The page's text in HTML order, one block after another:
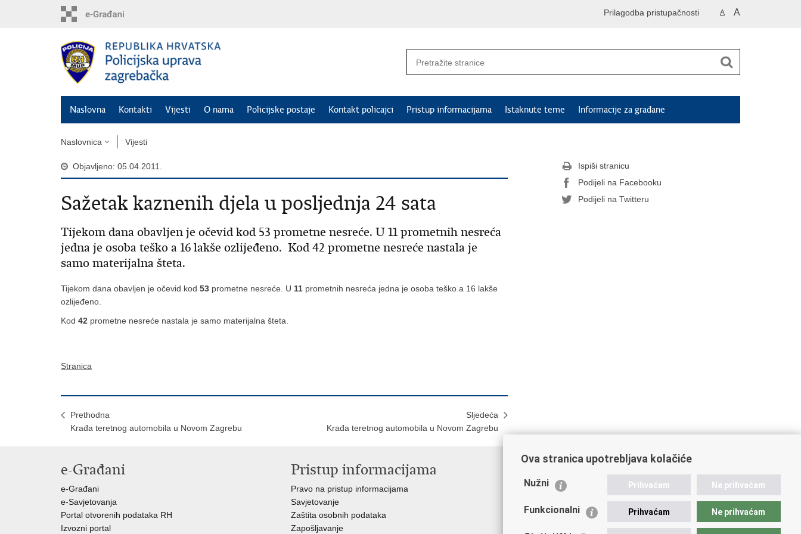
A A
Prilagodba pristupačnosti
Naslovna Kontakti Vijesti O nama Policijske postaje Kontakt policajci Pristup informacijama Istaknute teme Informacije za građane
Naslovnica Vijesti
Objavljeno: 05.04.2011.
Sažetak kaznenih djela u posljednja 24 sata
Tijekom dana obavljen je očevid kod 53 prometne nesreće. U 11 prometnih nesreća
jedna je osoba teško a 16 lakše ozlijeđeno. Kod 42 prometne nesreće nastala je
samo materijalna šteta.
Tijekom dana obavljen je očevid kod 53 prometne nesreće. U 11 prometnih nesreća jedna je osoba teško a 16 lakše
ozlijeđeno.
Kod 42 prometne nesreće nastala je samo materijalna šteta.
Stranica
Prethodna
Krađa teretnog automobila u Novom Zagrebu
Sljedeća
Krađa teretnog automobila u Novom Zagrebu
Ispiši stranicu
Podijeli na Facebooku
Podijeli na Twitteru
e-Građani
e-Građani
e-Savjetovanja
Portal otvorenih podataka RH
Izvozni portal
Pristup informacijama
Pravo na pristup informacijama
Savjetovanje
Zaštita osobnih podataka
Zapošljavanje
Važne poveznice
Ministarstvo unutarnjih poslova
Udruge
Ova stranica upotrebljava kolačiće
Nužni Prihvaćam Ne prihvaćam
Funkcionalni Prihvaćam Ne prihvaćam